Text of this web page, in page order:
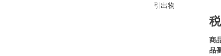
引出物
商
品